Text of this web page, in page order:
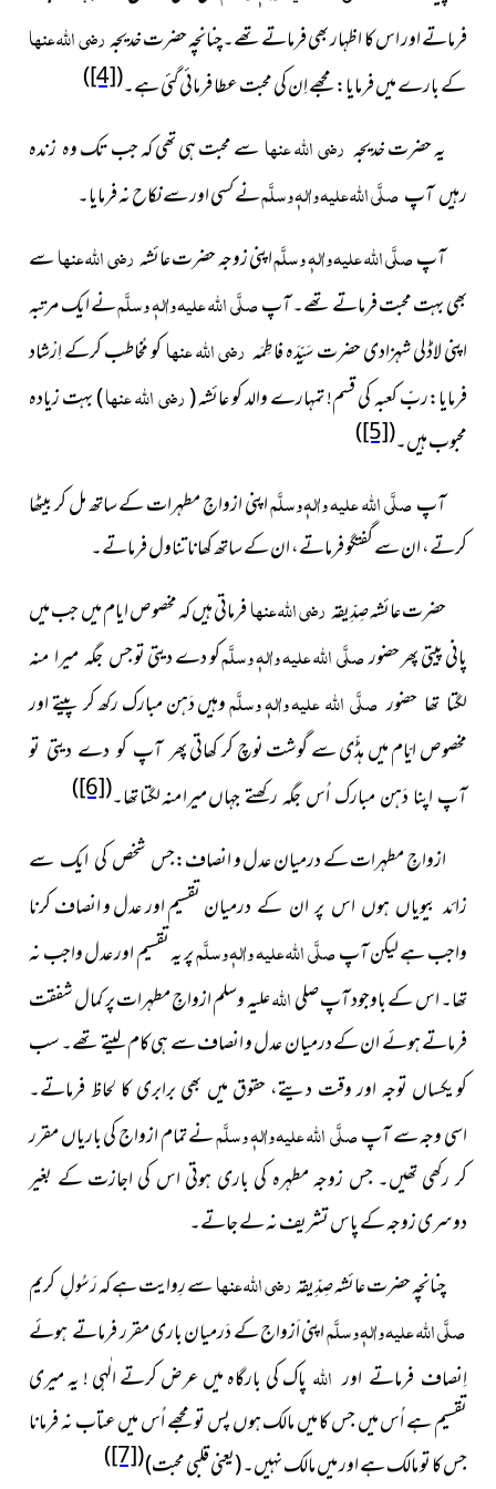
فرماتے اور اس کا اظہار بھی فرماتے تھے۔چنانچہ حضرت خدیجہرضی اللہ عنہا
کے بارے میں فرمایا: مجھے اِن کی محبت عطا فرمائی گئی ہے۔(
[4]
)
یہ حضرت خدیجہ رضی اللہ عنہاسے محبت ہی تھی کہ جب تکوہ زندہ
رہیں آپ صلَّی اللہ علیہ واٰلہٖ وسلَّمنے کسی اور سے نکاح نہ فرمایا۔
آپصلَّی اللہ علیہ واٰلہٖ وسلَّماپنی زوجہ حضرت عائشہرضی اللہ عنہاسے
بھی بہت محبت فرماتے تھے۔ آپصلَّی اللہ علیہ واٰلہٖ وسلَّمنے ایک مرتبہ
اپنی لاڈلی شہزادی حضرت سَیِّدَہ فاطِمَہ رضی اللہ عنہاکو مُخاطب کرکے اِرْشاد
فرمایا:ربِّ کعبہ کی قسم! تمہارے والد کو عائشہ (رضی اللہ عنہا) بہت زیادہ
محبوب ہیں۔(
[5]
)
آپصلَّی اللہ علیہ واٰلہٖ وسلَّماپنی ازواجِ مطہرات کے ساتھ مل کر بیٹھا
کرتے، ان سے گفتگو فرماتے، ان کے ساتھ کھانا تناول فرماتے۔
حضرت عائشہ صِدِّیقہرضی اللہ عنہافرماتی ہیں کہ مخصوص ایاممیں جب میں
پانی پیتی پھر حضورصلَّی اللہ علیہ واٰلہٖ وسلَّمکو دے دیتی توجس جگہ میرا منہ
لگتا تھا حضور صلَّی اللہ علیہ واٰلہٖ وسلَّموہیں دَہن مبارکرکھ کر پیتے اور
مخصوص ایّام میں ہڈّی سے گوشت نوچ کر کھاتیپھر آپ کو دے دیتی تو
آپ اپنا دَہن مبارک اُس جگہ رکھتے جہاںمیرا منہ لگتا تھا۔(
[6]
)
ازواجِ مطہرات کے درمیان عدل و انصاف:جس شخص کی ایک سے
زائد بیویاں ہوں اس پر ان کے درمیان تقسیم اور عدل و انصاف کرنا
واجب ہے لیکن آپصلَّی اللہ علیہ واٰلہٖ وسلَّمپر یہ تقسیم اور عدل واجب نہ
تھا۔ اس کے باوجود آپ صلیاللہعلیہ وسلم ازواجِ مطہرات پر کمال شفقت
فرماتے ہوئے ان کے درمیان عدل و انصاف سے ہی کام لیتے تھے۔ سب
کویکساں توجہ اور وقت دیتے، حقوق میں بھی برابری کا لحاظ فرماتے۔
اسی وجہ سے آپصلَّی اللہ علیہ واٰلہٖ وسلَّمنے تمام ازواج کی باریاں مقرر
کر رکھی تھیں۔ جس زوجہ مطہرہ کی باری ہوتی اس کی اجازت کے بغیر
دوسری زوجہ کے پاس تشریف نہ لے جاتے۔
چنانچہ حضرت عائشہ صِدِّیقہرضی اللہ عنہاسے رِوایت ہے کہرَسُولِ کریم
صلَّی اللہ علیہ واٰلہٖ وسلَّماپنی اَزواج کے دَرمیان باری مقررفرماتے ہوئے
اِنصاف فرماتے اور اللہپاک کی بارگاہ میں عرضکرتے الٰہی ! یہ میری
تقسیم ہے اُس میں جس کا میں مالک ہوں پس تو مجھے اُس میں عتاب نہ فرمانا
جس کا تو مالک ہے اور میں مالک نہیں۔ (یعنی قلبی محبت)(
[7]
)